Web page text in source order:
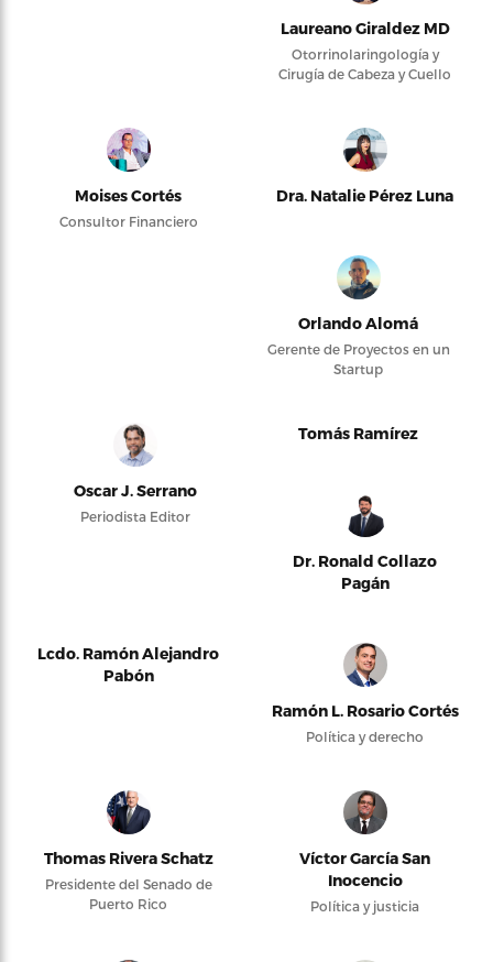
Laureano Giraldez MD
Otorrinolaringología y
Cirugía de Cabeza y Cuello
Moises Cortés
Consultor Financiero
Dra. Natalie Pérez Luna
Orlando Alomá
Gerente de Proyectos en un
Startup
Oscar J. Serrano
Periodista Editor
Tomás Ramírez
Dr. Ronald Collazo
Pagán
Lcdo. Ramón Alejandro
Pabón
Ramón L. Rosario Cortés
Política y derecho
Thomas Rivera Schatz
Presidente del Senado de
Puerto Rico
Víctor García San
Inocencio
Política y justicia